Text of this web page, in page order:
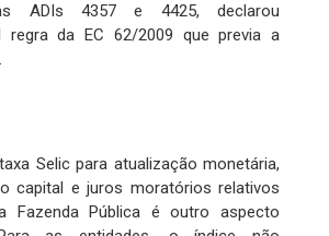
ADIs 4357 e 4425, declarou
regra da EC 62/2009 que previa a
Selic para atualização monetária,
capital e juros moratórios relativos
Fazenda Pública é outro aspecto